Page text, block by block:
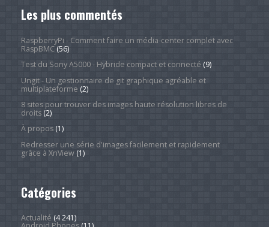
Les plus commentés
RaspberryPi - Comment faire un média-center complet avec
RaspBMC(56)
Test du Sony A5000 - Hybride compact et connecté (9)
Ungit - Un gestionnaire de git graphique agréable et
multiplateforme (2)
8 sites pour trouver des images haute résolution libres de
droits(2)
À propos(1)
Redresser une série d'images facilement et rapidement
grâce à XnView(1)
Catégories
Actualité (4 241)